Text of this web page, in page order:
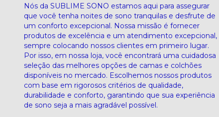
Nós da SUBLIME SONO estamos aqui para assegurar
que você tenha noites de sono tranquilas e desfrute de
um conforto excepcional. Nossa missão é fornecer
produtos de excelência e um atendimento excepcional,
sempre colocando nossos clientes em primeiro lugar.
Por isso, em nossa loja, você encontrará uma cuidadosa
seleção das melhores opções de camas e colchões
disponíveis no mercado. Escolhemos nossos produtos
com base em rigorosos critérios de qualidade,
durabilidade e conforto, garantindo que sua experiência
de sono seja a mais agradável possível.